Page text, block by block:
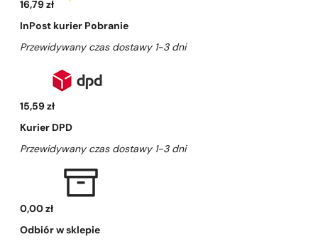
16,79 zł
InPost kurier Pobranie
Przewidywany czas dostawy 1-3 dni
15,59 zł
Kurier DPD
Przewidywany czas dostawy 1-3 dni
0,00 zł
Odbiór w sklepie